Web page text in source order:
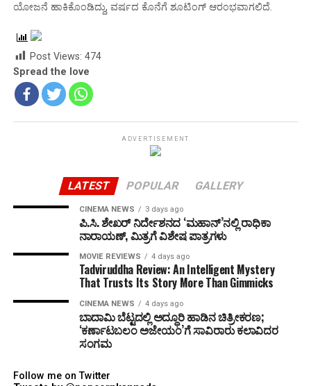
ಯೋಜನೆ ಹಾಕಿಕೊಂಡಿದ್ದು, ವರ್ಷದ ಕೊನೆಗೆ ಶೂಟಿಂಗ್ ಆರಂಭವಾಗಲಿದೆ.
Post Views: 474
Spread the love
ADVERTISEMENT
LATEST POPULAR GALLERY
CINEMA NEWS 3 days ago
ಪಿ.ಸಿ. ಶೇಖರ್ ನಿರ್ದೇಶನದ ‘ಮಹಾನ್’ನಲ್ಲಿ ರಾಧಿಕಾ
ನಾರಾಯಣ್, ಮಿತ್ರಗೆ ವಿಶೇಷ ಪಾತ್ರಗಳು
MOVIE REVIEWS 4 days ago
Tadviruddha Review: An Intelligent Mystery
That Trusts Its Story More Than Gimmicks
CINEMA NEWS 4 days ago
ಬಾದಾಮಿ ಬೆಟ್ಟದಲ್ಲಿ ಅದ್ಧೂರಿ ಹಾಡಿನ ಚಿತ್ರೀಕರಣ;
‘ಕರ್ಣಾಟಬಲಂ ಅಜೇಯಂ’ಗೆ ಸಾವಿರಾರು ಕಲಾವಿದರ
ಸಂಗಮ
Follow me on Twitter